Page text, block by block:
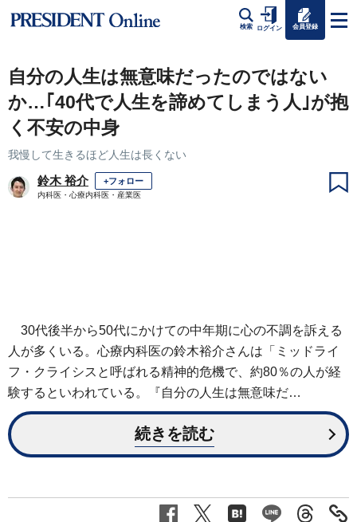
検索 ログイン 会員登録
自分の人生は無意味だったのではない
か…｢40代で人生を諦めてしまう人｣が抱
く不安の中身
我慢して生きるほど人生は長くない
鈴木 裕介 +フォロー
内科医・心療内科医・産業医
30代後半から50代にかけての中年期に心の不調を訴える
人が多くいる。心療内科医の鈴木裕介さんは「ミッドライ
フ・クライシスと呼ばれる精神的危機で、約80％の人が経
験するといわれている。『自分の人生は無意味だ…
続きを読む